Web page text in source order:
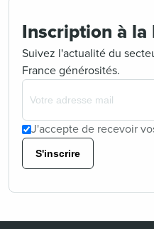
Inscription à la
Suivez l'actualité du
France générosités.
J'accepte de recevoir
S'inscrire